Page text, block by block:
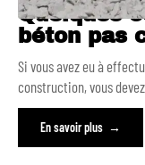
Quelques
béton pas
Si vous avez eu à
construction, vous
En savoir plus